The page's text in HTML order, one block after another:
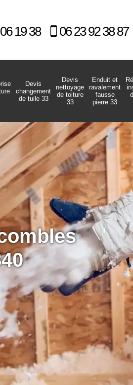
19 38 06 23 92 38 87
Devis
changement
de tuile 33
Devis
nettoyage
de toiture
33
Enduit et
ravalement
fausse
pierre 33